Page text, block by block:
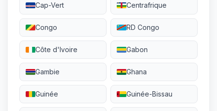
Cap-Vert Centrafrique
Congo RD Congo
Côte d'Ivoire Gabon
Gambie Ghana
Guinée Guinée-Bissau